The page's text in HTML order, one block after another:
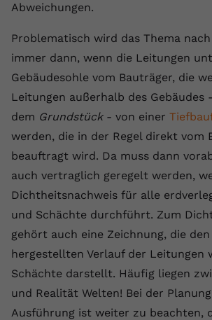
Abweichungen.
Problematisch wird das Thema
immer dann, wenn die Leitungen
Gebäudesohle vom Bauträger, die
Leitungen außerhalb des Gebäudes
dem Grundstück- von einer
werden, die in der Regel direkt vom
beauftragt wird. Da muss dann
auch vertraglich geregelt werden,
Dichtheitsnachweis für alle
und Schächte durchführt. Zum
gehört auch eine Zeichnung, die
hergestellten Verlauf der Leitungen
Schächte darstellt. Häufig liegen
und Realität Welten! Bei der
Ausführung ist weiter zu beachten,
Name yt-remote-connected-
Laufzeit Session
Zweck
YouTube setzt diesen
Videopräferenzen des
speichern, der
Videos verwendet.